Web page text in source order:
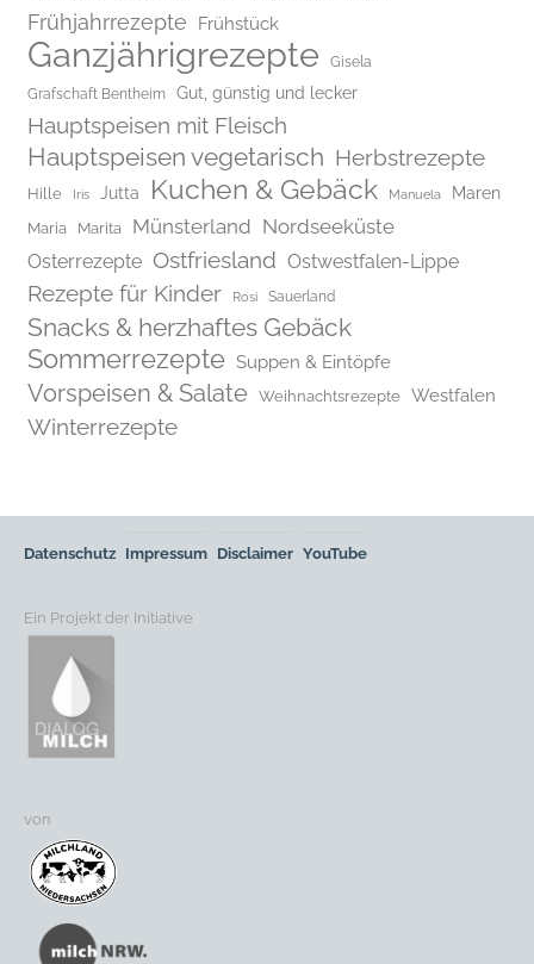
Frühjahrrezepte Frühstück
Ganzjährigrezepte
Gisela
Grafschaft Bentheim
Gut, günstig und lecker
Hauptspeisen mit Fleisch
Hauptspeisen vegetarisch Herbstrezepte
Hille Iris Jutta Kuchen & Gebäck Manuela Maren
Maria Marita Münsterland Nordseeküste
Osterrezepte Ostfriesland Ostwestfalen-Lippe
Rezepte für Kinder Rosi Sauerland
Snacks & herzhaftes Gebäck
Sommerrezepte Suppen & Eintöpfe
Vorspeisen & Salate Weihnachtsrezepte Westfalen
Winterrezepte
Datenschutz Impressum Disclaimer YouTube
Ein Projekt der Initiative
von